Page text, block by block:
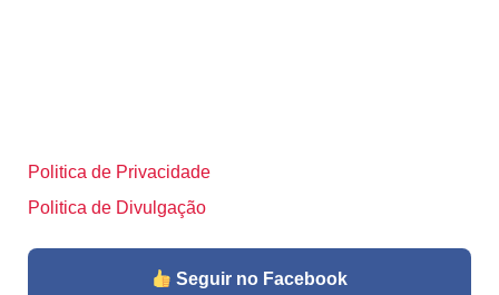
Politica de Privacidade
Politica de Divulgação
Seguir no Facebook